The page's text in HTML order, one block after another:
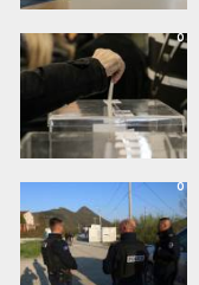
0
0